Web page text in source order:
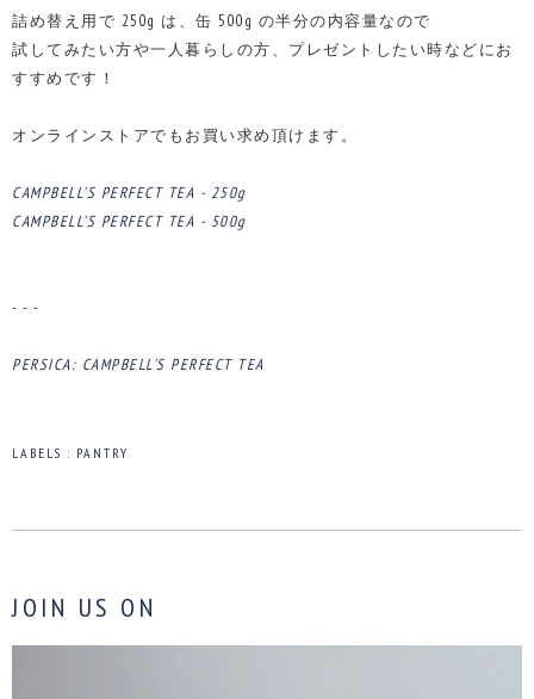
詰め替え用で 250g は、缶 500g の半分の内容量なので
試してみたい方や一人暮らしの方、プレゼントしたい時などにお
すすめです！
オンラインストアでもお買い求め頂けます。
CAMPBELL'S PERFECT TEA - 250g
CAMPBELL'S PERFECT TEA - 500g
- - -
PERSICA: CAMPBELL'S PERFECT TEA
LABELS : PANTRY
JOIN US ON